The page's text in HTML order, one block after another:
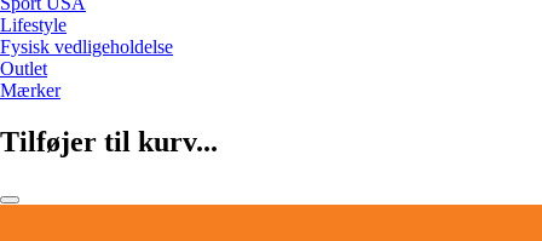
Lifestyle
Fysisk vedligeholdelse
Outlet
Mærker
Tilføjer til kurv...